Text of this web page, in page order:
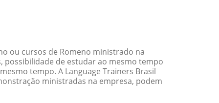
ou cursos de Romeno ministrado na
possibilidade de estudar ao mesmo tempo
tempo. A Language Trainers Brasil
ministradas na empresa, podem